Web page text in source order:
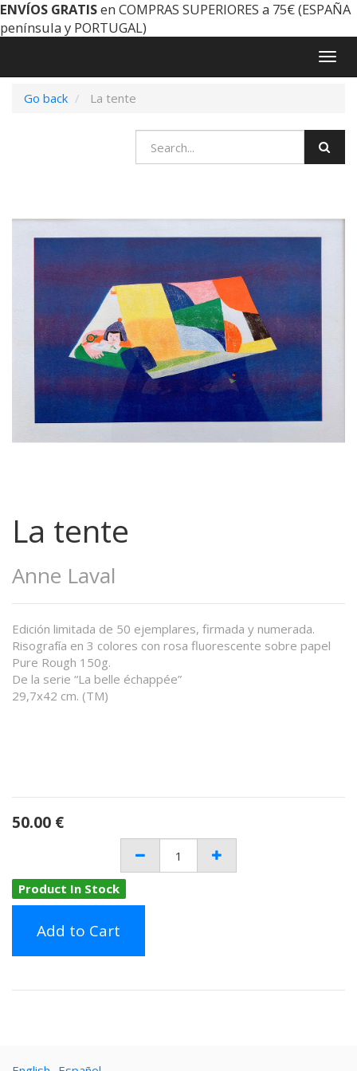
ENVÍOS GRATISen COMPRAS SUPERIORES a 75€ (ESPAÑA
península y PORTUGAL)
Go back
La tente
La tente
Anne Laval
Edición limitada de 50 ejemplares, firmada y numerada.
Risografía en 3 colores con rosa fluorescente sobre papel
Pure Rough 150g.
De la serie “La belle échappée”
29,7x42 cm. (TM)
50.00 €
Product In Stock
Add to Cart